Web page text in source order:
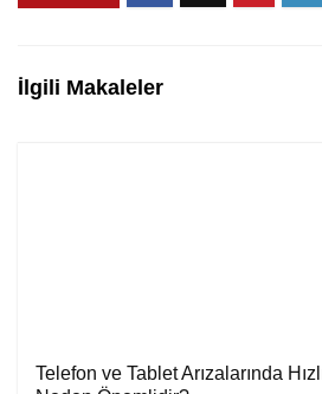
İlgili Makaleler
Telefon ve Tablet Arızalarında